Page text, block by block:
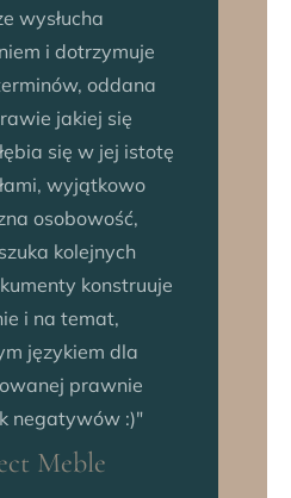
kancelarię
Katarzyny
Pełen
rzetelność
sprawiły,
dwóch sprawach
wygraną. Pani
każdej sprawy
z wielkim
i niesamowitą
Gorąco polecam!"
B.